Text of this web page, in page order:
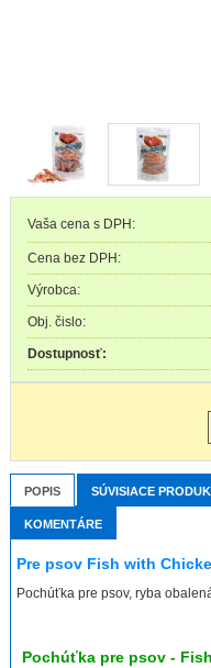
Vaša cena s DPH:
Cena bez DPH:
Výrobca:
Obj. čislo:
Dostupnosť:
POPIS SÚVISIACE
KOMENTÁRE
Pre psov Fish with
Pochúťka pre psov, ryba
Pochúťka pre psov -